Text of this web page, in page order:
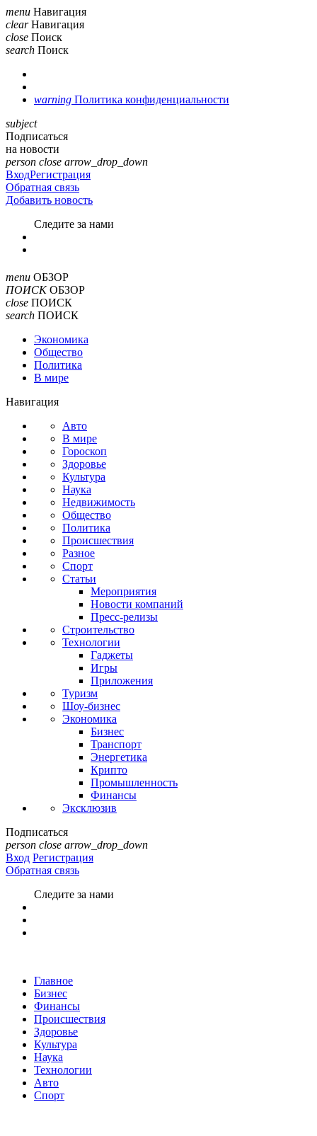
menu Навигация
clear Навигация
close Поиск
search Поиск
warning Политика конфиденциальности
subject
Подписаться
на новости
person close arrow_drop_down
ВходРегистрация
Обратная связь
Добавить новость
Cледите за нами
menu ОБЗОР
ПОИСК ОБЗОР
close ПОИСК
search ПОИСК
Экономика
Общество
Политика
В мире
Навигация
Авто
В мире
Гороскоп
Здоровье
Культура
Наука
Недвижимость
Общество
Политика
Происшествия
Разное
Спорт
Статьи
Мероприятия
Новости компаний
Пресс-релизы
Строительство
Технологии
Гаджеты
Игры
Приложения
Туризм
Шоу-бизнес
Экономика
Бизнес
Транспорт
Энергетика
Крипто
Промышленность
Финансы
Эксклюзив
Подписаться
person close arrow_drop_down
Вход Регистрация
Обратная связь
Следите за нами
Главное
Бизнес
Финансы
Происшествия
Здоровье
Культура
Наука
Технологии
Авто
Спорт